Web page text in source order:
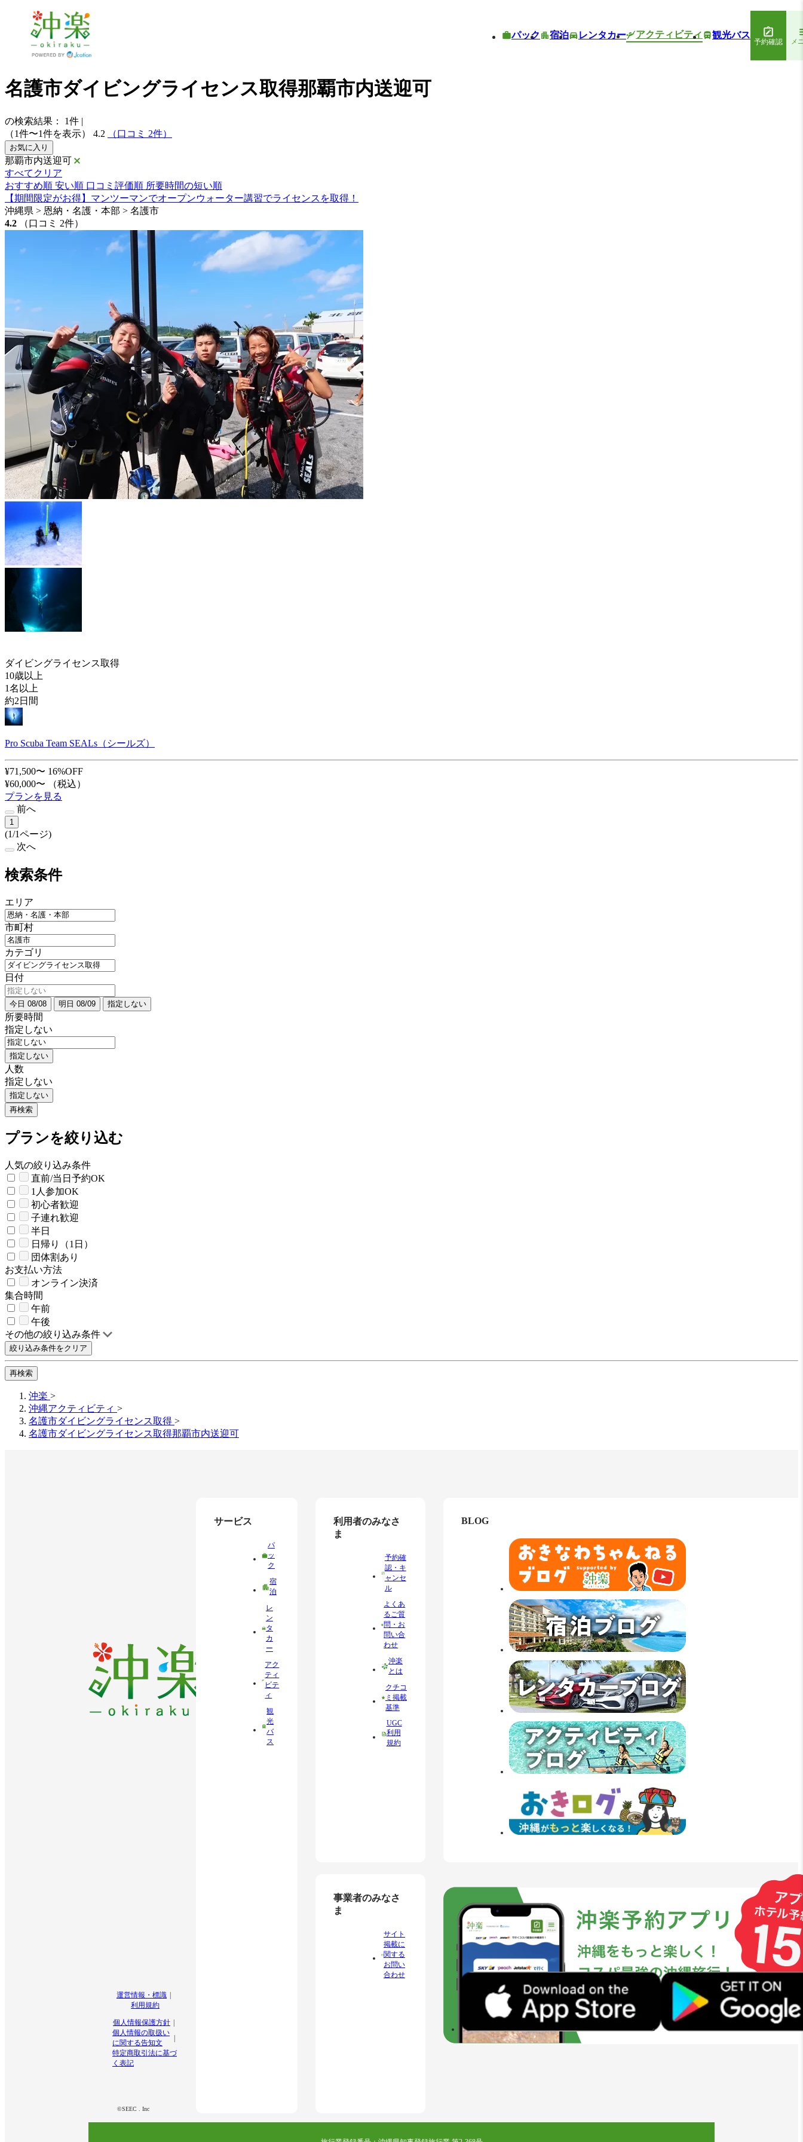
パック 宿泊 レンタカー アクティビティ 観光バス
予約確認 メ
名護市ダイビングライセンス取得那覇市内送迎可
の検索結果： 1件 |
（1件〜1件を表示）
4.2 （口コミ 2件）
お気に入り
那覇市内送迎可
すべてクリア
おすすめ順 安い順 口コミ評価順 所要時間の短い順
【期間限定がお得】マンツーマンでオープンウォーター講習でライセンスを取得！
沖縄県 > 恩納・名護・本部 > 名護市
4.2
（口コミ 2件）
ダイビングライセンス取得
10歳以上
1名以上
約2日間
Pro Scuba Team SEALs（シールズ）
¥71,500〜 16%OFF
¥60,000〜
（税込）
プランを見る
前へ
1
(1/1ページ)
次へ
検索条件
エリア
市町村
カテゴリ
日付
今日 08/08 明日 08/09 指定しない
所要時間
指定しない
指定しない
人数
指定しない
指定しない
再検索
プランを絞り込む
人気の絞り込み条件
直前/当日予約OK
1人参加OK
初心者歓迎
子連れ歓迎
半日
日帰り（1日）
団体割あり
お支払い方法
オンライン決済
集合時間
午前
午後
その他の絞り込み条件
絞り込み条件をクリア
再検索
沖楽 >
沖縄アクティビティ >
名護市ダイビングライセンス取得 >
名護市ダイビングライセンス取得那覇市内送迎可
サービス
パ
ッ
ク
宿
泊
レ
ン
タ
カ
ー
アク
ティ
ビテ
ィ
観
光
バ
ス
利用者のみなさ
ま
予約確
認・キ
ャンセ
ル
よくあ
るご質
問・お
問い合
わせ
沖楽
とは
クチコ
ミ掲載
基準
UGC
利用
規約
事業者のみなさ
ま
サイト
掲載に
関する
お問い
合わせ
BLOG
運営情報・標識
利用規約
個人情報保護方針
個人情報の取扱い
に関する告知文
特定商取引法に基づ
く表記
©SEEC . Inc